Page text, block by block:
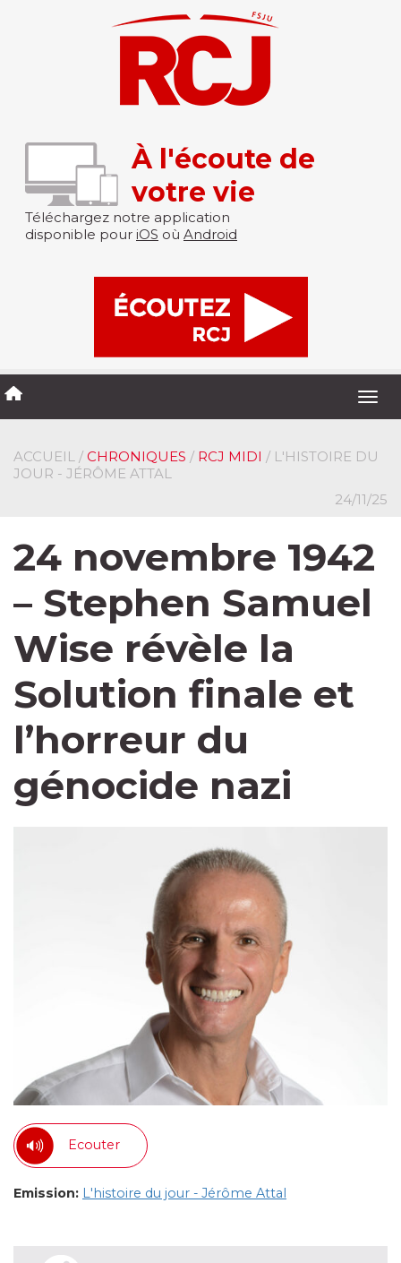
À l'écoute de
votre vie
Téléchargez notre application
disponible pour iOS où Android
ACCUEIL / CHRONIQUES / RCJ MIDI / L'HISTOIRE DU
JOUR - JÉRÔME ATTAL
24/11/25
24 novembre 1942
– Stephen Samuel
Wise révèle la
Solution finale et
l’horreur du
génocide nazi
Ecouter
Emission: L'histoire du jour - Jérôme Attal